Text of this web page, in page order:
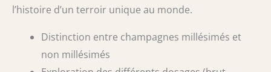
l’histoire d’un terroir unique au monde.
Distinction entre champagnes millésimés et
non millésimés